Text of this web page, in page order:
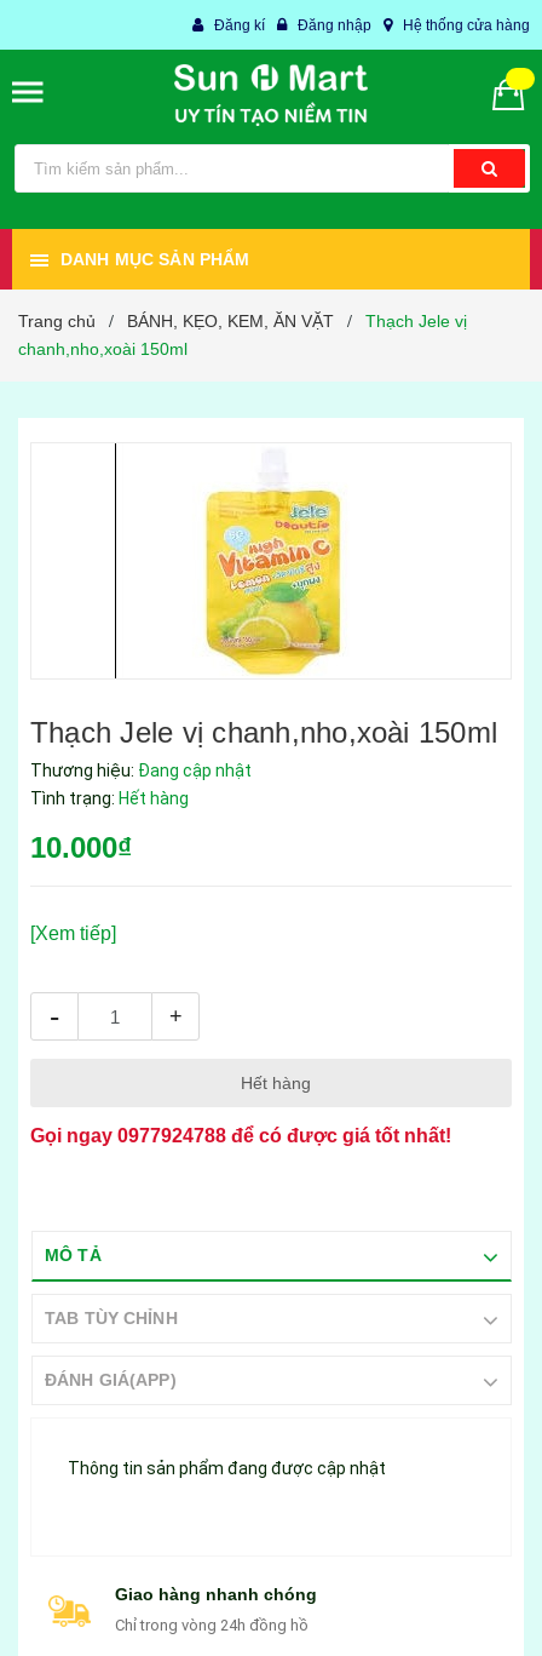
Đăng kí Đăng nhập Hệ thống cửa hàng
DANH MỤC SẢN PHẨM
Trang chủ / BÁNH, KẸO, KEM, ĂN VẶT /
Thạch Jele vị
chanh,nho,xoài 150ml
Thạch Jele vị chanh,nho,xoài 150ml
Thương hiệu: Đang cập nhật
Tình trạng: Hết hàng
10.000₫
[Xem tiếp]
- +
Hết hàng
Gọi ngay 0977924788 để có được giá tốt nhất!
MÔ TẢ
TAB TÙY CHỈNH
ĐÁNH GIÁ(APP)
Thông tin sản phẩm đang được cập nhật
Giao hàng nhanh chóng
Chỉ trong vòng 24h đồng hồ